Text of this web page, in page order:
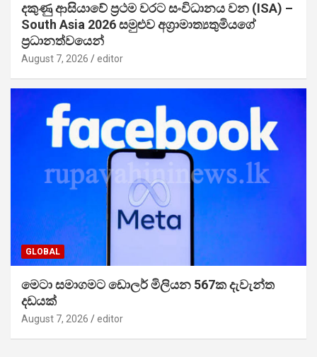
දකුණු ආසියාවේ ප්‍රථම වරට සංවිධානය වන (ISA) –
South Asia 2026 සමුළුව අග්‍රාමාත්‍යතුමියගේ
ප්‍රධානත්වයෙන්
August 7, 2026 editor
GLOBAL
මෙටා සමාගමට ඩොලර් මිලියන 567ක දැවැන්ත
දඩයක්
August 7, 2026 editor